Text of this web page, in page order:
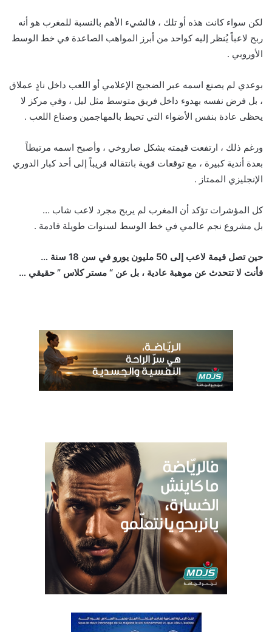
لكن سواء كانت هذه أو تلك ، فالشيء الأهم بالنسبة للمغرب هو أنه
ربح لاعباً يُنظر إليه كواحد من أبرز المواهب الصاعدة في خط الوسط
الأوروبي .
بوعدي لم يصنع اسمه عبر الضجيج الإعلامي أو اللعب داخل نادٍ عملاق
، بل فرض نفسه بهدوء داخل فريق متوسط مثل ليل ، وفي مركز لا
يحظى عادة بنفس الأضواء التي تحيط بالمهاجمين وصناع اللعب .
ورغم ذلك ، ارتفعت قيمته بشكل صاروخي ، وأصبح اسمه مرتبطاً
بعدة أندية كبيرة ، مع توقعات قوية بانتقاله قريباً إلى أحد كبار الدوري
الإنجليزي الممتاز .
كل المؤشرات تؤكد أن المغرب لم يربح مجرد لاعب شاب …
بل مشروع نجم عالمي في خط الوسط لسنوات طويلة قادمة .
حين تصل قيمة لاعب إلى 50 مليون يورو في سن 18 سنة …
فأنت لا تتحدث عن موهبة عادية ، بل عن “ مستر كلاس ” حقيقي …